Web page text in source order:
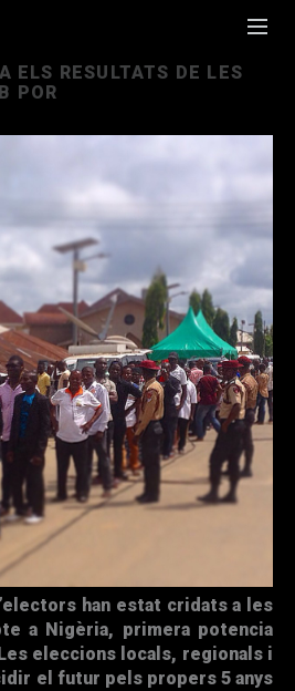
ELS RESULTATS DE LES
POR
han estat cridats a les
a Nigèria, primera potencia
eleccions locals, regionals i
el futur pels propers 5 anys